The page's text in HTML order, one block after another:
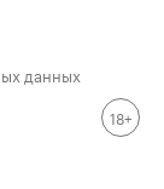
данных
18+